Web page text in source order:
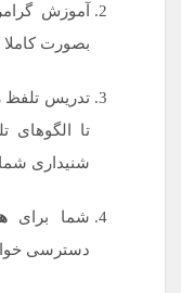
آموزش
بصورت
تدریس تلفظ
تا الگوهای
شنیداری شما
شما برای
دسترسی